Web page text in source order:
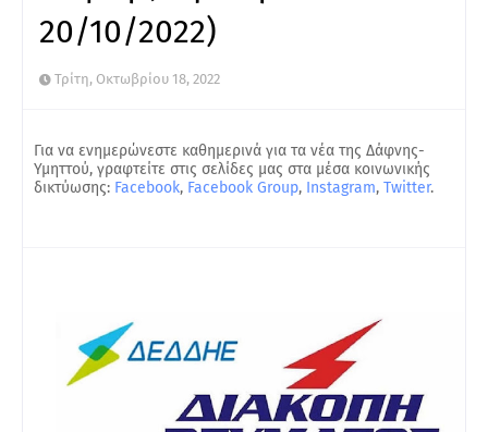
20/10/2022)
Τρίτη, Οκτωβρίου 18, 2022
Για να ενημερώνεστε καθημερινά για τα νέα της Δάφνης-
Υμηττού, γραφτείτε στις σελίδες μας στα μέσα κοινωνικής
δικτύωσης: Facebook, Facebook Group, Instagram, Twitter.